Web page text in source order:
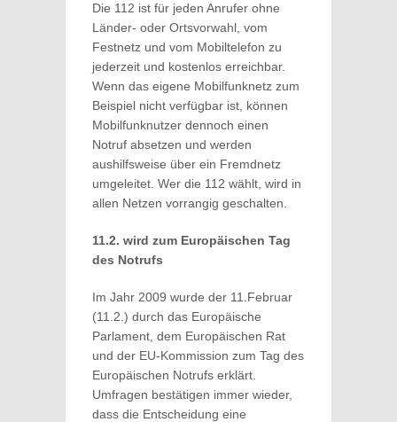
Die 112 ist für jeden Anrufer ohne
Länder- oder Ortsvorwahl, vom
Festnetz und vom Mobiltelefon zu
jederzeit und kostenlos erreichbar.
Wenn das eigene Mobilfunknetz zum
Beispiel nicht verfügbar ist, können
Mobilfunknutzer dennoch einen
Notruf absetzen und werden
aushilfsweise über ein Fremdnetz
umgeleitet. Wer die 112 wählt, wird in
allen Netzen vorrangig geschalten.
11.2. wird zum Europäischen Tag
des Notrufs
Im Jahr 2009 wurde der 11.Februar
(11.2.) durch das Europäische
Parlament, dem Europäischen Rat
und der EU-Kommission zum Tag des
Europäischen Notrufs erklärt.
Umfragen bestätigen immer wieder,
dass die Entscheidung eine